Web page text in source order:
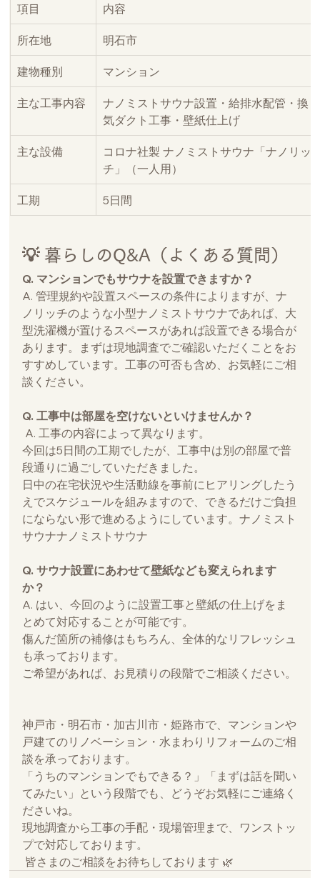
項目 内容
所在地 明石市
建物種別 マンション
主な工事内容
ナノミストサウナ設置・給排水配管・換
気ダクト工事・壁紙仕上げ
主な設備
コロナ社製 ナノミストサウナ「ナノリッ
チ」（一人用）
工期 5日間
💡 暮らしのQ&A（よくある質問）
Q. マンションでもサウナを設置できますか？
A. 管理規約や設置スペースの条件によりますが、ナ
ノリッチのような小型ナノミストサウナであれば、大
型洗濯機が置けるスペースがあれば設置できる場合が
あります。まずは現地調査でご確認いただくことをお
すすめしています。工事の可否も含め、お気軽にご相
談ください。
Q. 工事中は部屋を空けないといけませんか？
A. 工事の内容によって異なります。
今回は5日間の工期でしたが、工事中は別の部屋で普
段通りに過ごしていただきました。
日中の在宅状況や生活動線を事前にヒアリングしたう
えでスケジュールを組みますので、できるだけご負担
にならない形で進めるようにしています。ナノミスト
サウナナノミストサウナ
Q. サウナ設置にあわせて壁紙なども変えられます
か？
A. はい、今回のように設置工事と壁紙の仕上げをま
とめて対応することが可能です。
傷んだ箇所の補修はもちろん、全体的なリフレッシュ
も承っております。
ご希望があれば、お見積りの段階でご相談ください。
神戸市・明石市・加古川市・姫路市で、マンションや
戸建てのリノベーション・水まわりリフォームのご相
談を承っております。
「うちのマンションでもできる？」「まずは話を聞い
てみたい」という段階でも、どうぞお気軽にご連絡く
ださいね。
現地調査から工事の手配・現場管理まで、ワンストッ
プで対応しております。
皆さまのご相談をお待ちしております 🌿